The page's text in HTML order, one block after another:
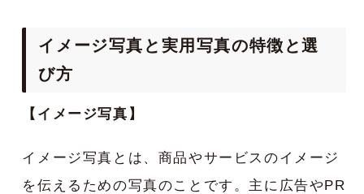
イメージ写真と実用写真の特徴と選
び方
【イメージ写真】
イメージ写真とは、商品やサービスのイメージ
を伝えるための写真のことです。主に広告やPR